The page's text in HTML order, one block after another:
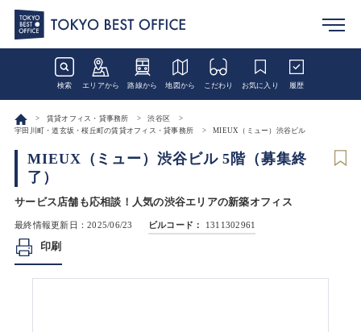
検索 エリアから 路線から 地図から こだわり お気に入り 履歴
賃貸オフィス・貸事務所
渋谷区
宇田川町・道玄坂・桜丘町の賃貸オフィス・貸事務所
MIEUX（ミュー）渋谷ビル
MIEUX（ミュー）渋谷ビル 5階（募集終
了）
サービス店舗も応相談！人気の渋谷エリアの新築オフィス
最終情報更新日：2025/06/23 ビルコード： 1311302961
印刷